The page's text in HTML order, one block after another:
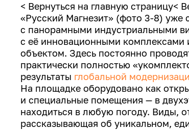
< Вернуться на главную страницу<
«Русский Магнезит» (фото 3-8) уже
с панорамными индустриальными
с её инновационными комплексами
объектом. Здесь постоянно
практически полностью
результаты глобальной
На площадке оборудовано как
и специальные помещения — в
находиться в любую погоду. Виды,
рассказывающая об уникальном,